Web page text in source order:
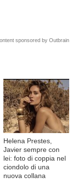
sponsored by Outbrain
Helena Prestes,
Javier sempre con
lei: foto di coppia nel
ciondolo di una
nuova collana